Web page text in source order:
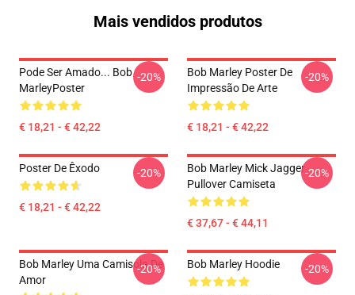
Mais vendidos produtos
Pode Ser Amado... Bob
MarleyPoster
€ 18,21 - € 42,22
-20%
Bob Marley Poster De
Impressão De Arte
€ 18,21 - € 42,22
-20%
Poster De Êxodo
€ 18,21 - € 42,22
-20%
Bob Marley Mick Jagger
Pullover Camiseta
€ 37,67 - € 44,11
-20%
Bob Marley Uma Camisola De
Amor
-20% Bob Marley Hoodie -20%